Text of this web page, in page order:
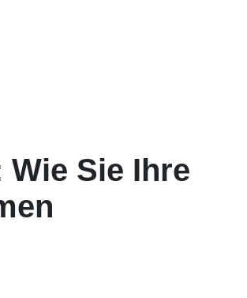
Sie Ihre